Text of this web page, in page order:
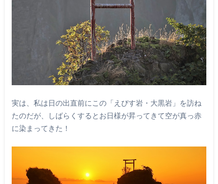
実は、私は日の出直前にこの「えびす岩・大黒岩」を訪ね
たのだが、しばらくするとお日様が昇ってきて空が真っ赤
に染まってきた！